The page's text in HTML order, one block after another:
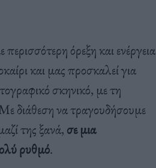
όρεξη και ενέργεια
και μας προσκαλεί για
σκηνικό, με τη
διάθεση να τραγουδήσουμε
της ξανά, σε μια
ρυθμό.